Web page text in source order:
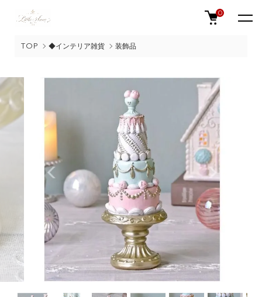
0
TOP ◆インテリア雑貨 装飾品